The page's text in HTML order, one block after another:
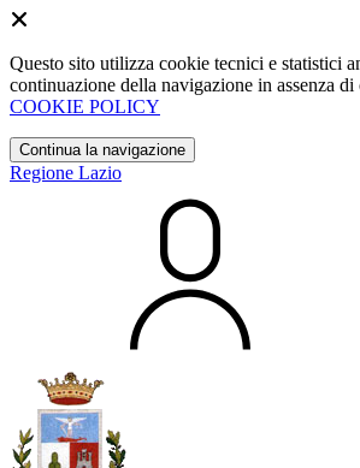
Questo sito utilizza cookie tecnici e statistici
continuazione della navigazione in assenza
COOKIE POLICY
Continua la navigazione
Regione Lazio